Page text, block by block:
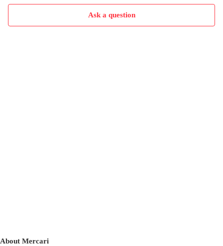
Ask a question
About Mercari